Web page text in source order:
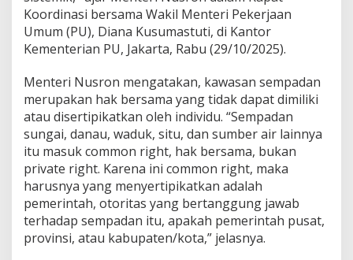
a
h
A
n
i
s
i
p
a
t
i
f
e
l
a
Koordinasi bersama Wakil Menteri Pekerjaan
Umum (PU), Diana Kusumastuti, di Kantor
Kementerian PU, Jakarta, Rabu (29/10/2025).
Menteri Nusron mengatakan, kawasan sempadan
merupakan hak bersama yang tidak dapat dimiliki
atau disertipikatkan oleh individu. “Sempadan
sungai, danau, waduk, situ, dan sumber air lainnya
itu masuk common right, hak bersama, bukan
private right. Karena ini common right, maka
harusnya yang menyertipikatkan adalah
pemerintah, otoritas yang bertanggung jawab
terhadap sempadan itu, apakah pemerintah pusat,
provinsi, atau kabupaten/kota,” jelasnya.